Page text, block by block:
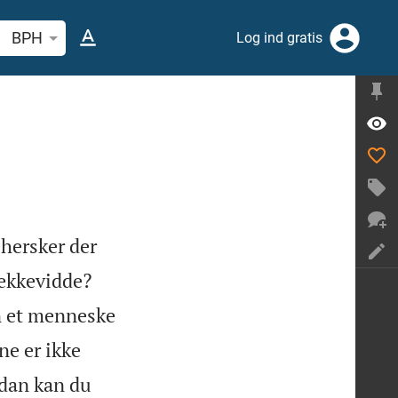
efter bibelvers eller ord
BPH Log ind gratis
der

menneske
er ikke
kan du